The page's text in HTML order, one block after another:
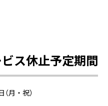
ス休止予定期間
月・祝）